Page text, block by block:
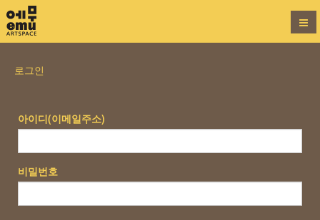
로그인
아이디(이메일주소)
비밀번호